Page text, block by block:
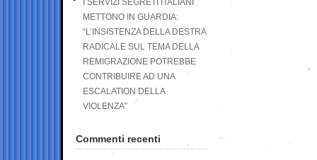
I SERVIZI SEGRETI ITALIANI
METTONO IN GUARDIA:
“L’INSISTENZA DELLA DESTRA
RADICALE SUL TEMA DELLA
REMIGRAZIONE POTREBBE
CONTRIBUIRE AD UNA
ESCALATION DELLA
VIOLENZA”
Commenti recenti